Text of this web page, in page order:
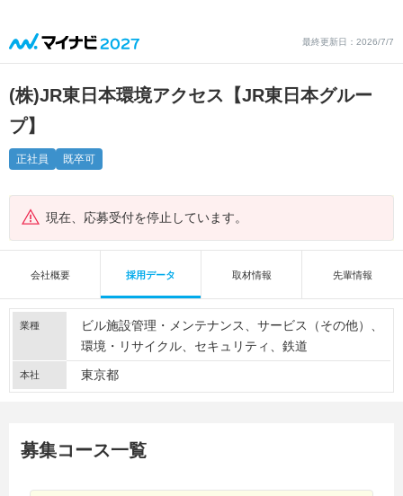
最終更新日：2026/7/7
(株)JR東日本環境アクセス【JR東日本グルー
プ】
正社員 既卒可
現在、応募受付を停止しています。
会社概要 採用データ 取材情報 先輩情報
業種 ビル施設管理・メンテナンス
サービス（その他）
環境・リサイクル
セキュリティ 鉄道
本社 東京都
募集コース一覧